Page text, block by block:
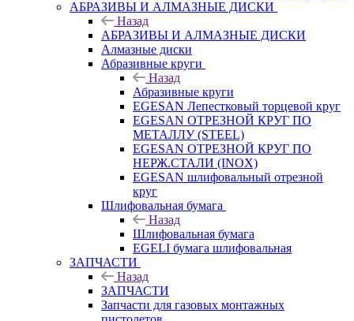
АБРАЗИВЫ И АЛМАЗНЫЕ ДИСКИ
Назад
АБРАЗИВЫ И АЛМАЗНЫЕ ДИСКИ
Алмазные диски
Абразивные круги
Назад
Абразивные круги
EGESAN Лепестковый торцевой круг
EGESAN ОТРЕЗНОЙ КРУГ ПО
МЕТАЛЛУ (STEEL)
EGESAN ОТРЕЗНОЙ КРУГ ПО
НЕРЖ.СТАЛИ (INOX)
EGESAN шлифовальный отрезной
круг
Шлифовальная бумага
Назад
Шлифовальная бумага
EGELI бумага шлифовальная
ЗАПЧАСТИ
Назад
ЗАПЧАСТИ
Запчасти для газовых монтажных